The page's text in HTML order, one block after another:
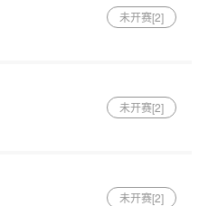
未开赛[2]
未开赛[2]
未开赛[2]